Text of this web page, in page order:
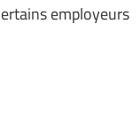
employeurs